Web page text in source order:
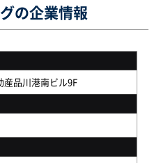
の企業情報
品川港南ビル9F